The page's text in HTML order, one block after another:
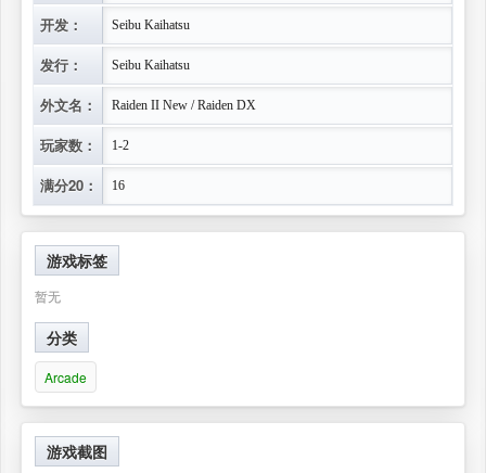
开发： Seibu Kaihatsu
发行： Seibu Kaihatsu
外文名： Raiden II New / Raiden DX
玩家数： 1-2
满分20： 16
游戏标签
暂无
分类
Arcade
游戏截图